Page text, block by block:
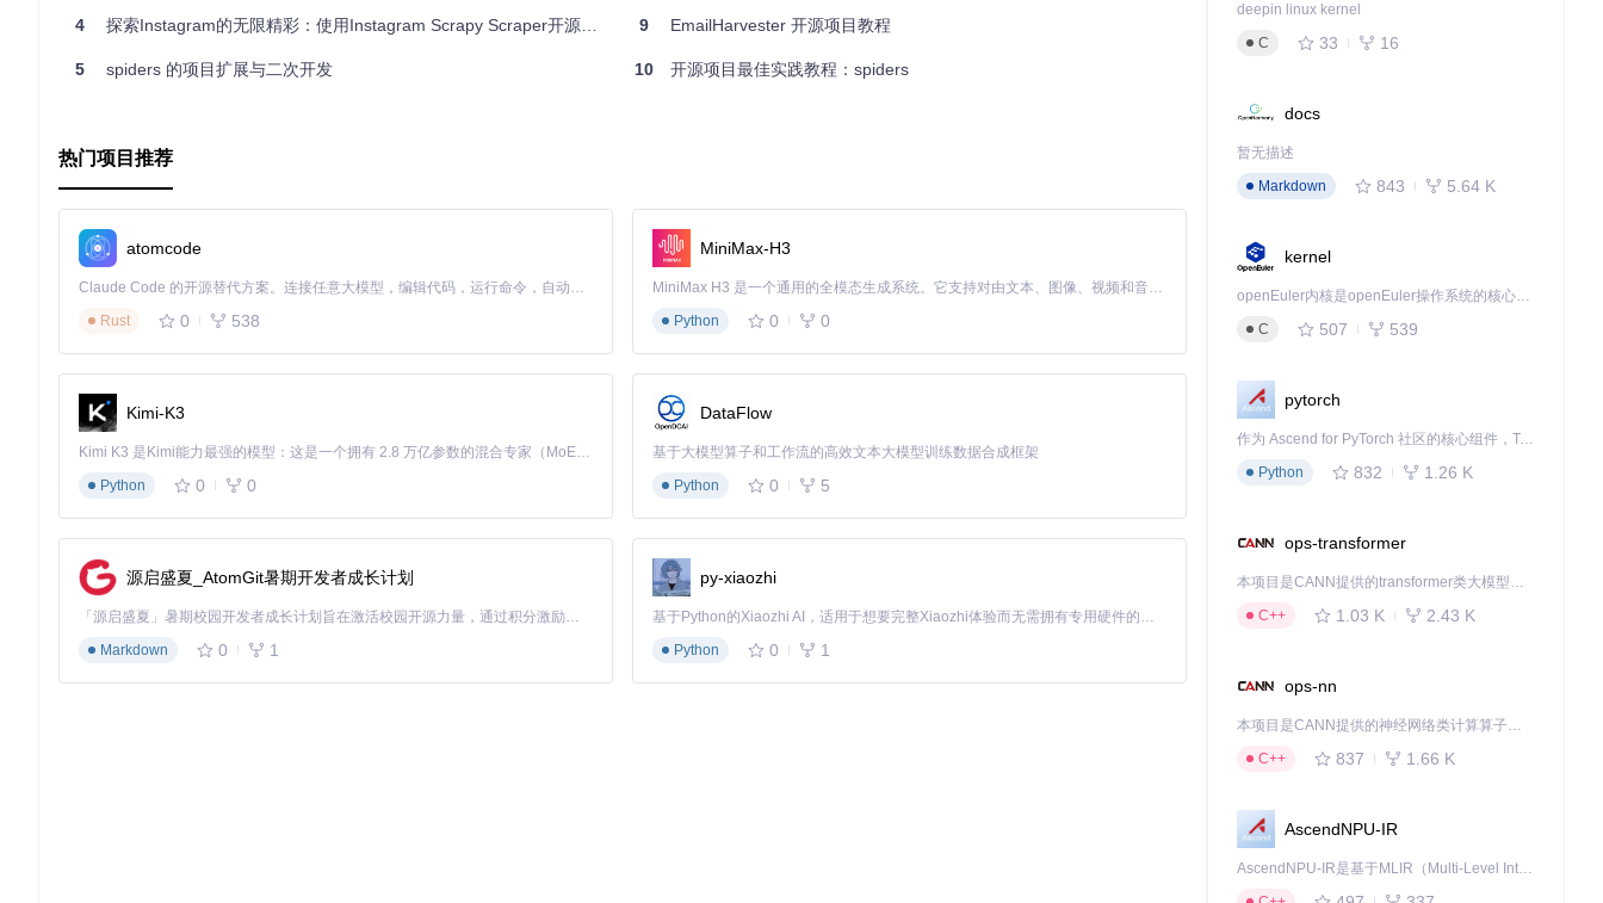
藏！
4 探索Instagram的无限精彩：使用Instagram Scrapy Scraper开源项目
5 spiders 的项目扩展与二次开发
9 EmailHarvester 开源项目教程
10 开源项目最佳实践教程：spiders
热门项目推荐
atomcode
Claude Code 的开源替代方案。连接任意大模型，编辑代码，运行命令，自动验证 — 全自动执行。用 Rust 构建，极致性能。 ｜ An open-source alternative to Claude Code. Connect any LLM, edit code, run commands, and verify changes — autonomously. Built in Rust for speed. Get Started
Rust
0 538
MiniMax-H3
MiniMax H3 是一个通用的全模态生成系统。它支持对由文本、图像、视频和音频组成的多模态上下文进行统一理解，并能生成分辨率高达 2K、时长可达 15 秒的带原生立体声音频的视频。得益于面向任务泛化的系统设计，H3 在预训练阶段就已具备广泛的多模态上下文理解与生成能力，能够出色地执行复杂的多模态指令。
Python
0 0
Kimi-K3
Kimi K3 是Kimi能力最强的模型：这是一个拥有 2.8 万亿参数的混合专家（MoE）模型，具备原生视觉理解能力，并支持 100 万 token 的上下文窗口。
Python
0 0
DataFlow
基于大模型算子和工作流的高效文本大模型训练数据合成框架
Python
0 5
源启盛夏_AtomGit暑期开发者成长计划
「源启盛夏」暑期校园开发者成长计划旨在激活校园开源力量，通过积分激励、认证扶持、资源倾斜等形式，引导高校组织和开发者完成「入驻 — 建项目 — 做贡献 — 获认证 — 得资源」的完整闭环。无论你是想带领社团入驻平台的组织者，还是希望用代码贡献证明自己的开发者，都能在这里找到属于你的成长路径。
Markdown
0 1
py-xiaozhi
基于Python的Xiaozhi AI，适用于想要完整Xiaozhi体验而无需拥有专用硬件的用户。
Python
0 1
deepin linux kernel
C
33 16
docs
暂无描述
Markdown
843 5.64 K
kernel
openEuler内核是openEuler操作系统的核心，既是系统性能与稳定性的基石，也是连接处理器、设备与服务的桥梁。
C
507 539
pytorch
作为 Ascend for PyTorch 社区的核心组件，TorchNPU 是昇腾专为 PyTorch 打造的深度学习适配插件，使 PyTorch 框架能够直接调用昇腾 NPU，为开发者提供昇腾 AI 处理器的超强算力。
Python
832 1.26 K
ops-transformer
本项目是CANN提供的transformer类大模型算子库，实现网络在NPU上加速计算。
C++
1.03 K 2.43 K
ops-nn
本项目是CANN提供的神经网络类计算算子库，实现网络在NPU上加速计算。
C++
837 1.66 K
AscendNPU-IR
AscendNPU-IR是基于MLIR（Multi-Level Intermediate Representation）构建的，面向昇腾亲和算子编译时使用的中间表示，提供昇腾完备表达能力，通过编译优化提升昇腾AI处理器计算效率，支持通过生态框架使能昇腾AI处理器与深度调优